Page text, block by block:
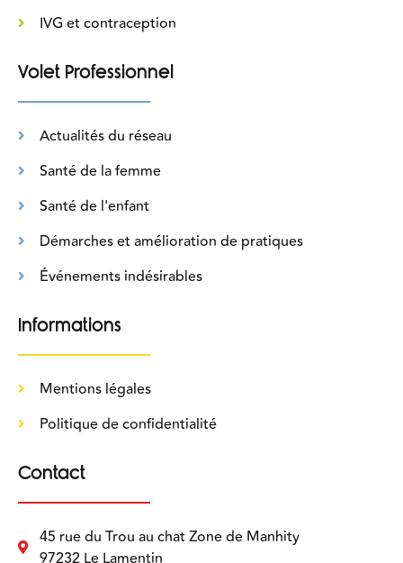
IVG et contraception
Volet Professionnel
Actualités du réseau
Santé de la femme
Santé de l'enfant
Démarches et amélioration de pratiques
Événements indésirables
Informations
Mentions légales
Politique de confidentialité
Contact
45 rue du Trou au chat Zone de Manhity
97232 Le Lamentin